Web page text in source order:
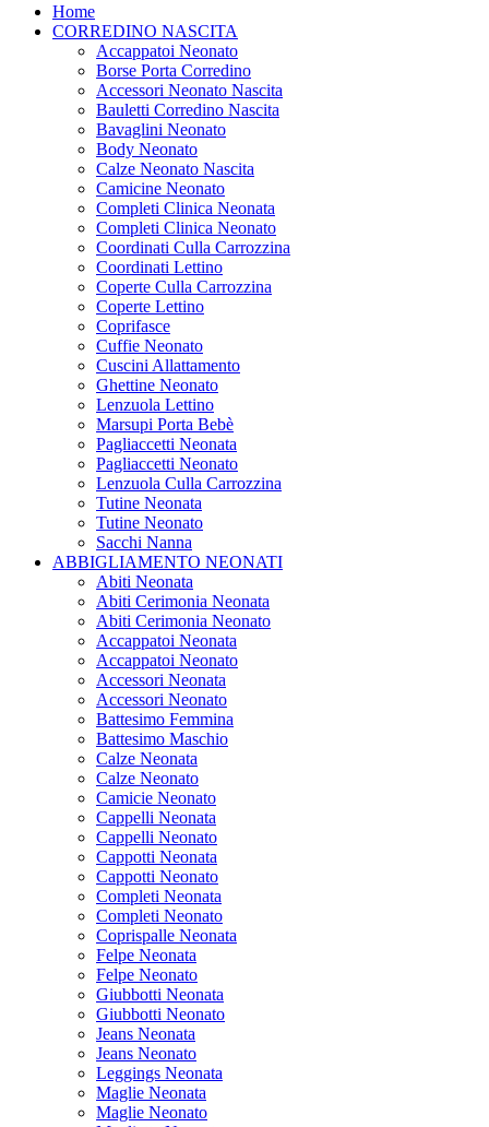
Home
CORREDINO NASCITA
Accappatoi Neonato
Borse Porta Corredino
Accessori Neonato Nascita
Bauletti Corredino Nascita
Bavaglini Neonato
Body Neonato
Calze Neonato Nascita
Camicine Neonato
Completi Clinica Neonata
Completi Clinica Neonato
Coordinati Culla Carrozzina
Coordinati Lettino
Coperte Culla Carrozzina
Coperte Lettino
Coprifasce
Cuffie Neonato
Cuscini Allattamento
Ghettine Neonato
Lenzuola Lettino
Marsupi Porta Bebè
Pagliaccetti Neonata
Pagliaccetti Neonato
Lenzuola Culla Carrozzina
Tutine Neonata
Tutine Neonato
Sacchi Nanna
ABBIGLIAMENTO NEONATI
Abiti Neonata
Abiti Cerimonia Neonata
Abiti Cerimonia Neonato
Accappatoi Neonata
Accappatoi Neonato
Accessori Neonata
Accessori Neonato
Battesimo Femmina
Battesimo Maschio
Calze Neonata
Calze Neonato
Camicie Neonato
Cappelli Neonata
Cappelli Neonato
Cappotti Neonata
Cappotti Neonato
Completi Neonata
Completi Neonato
Coprispalle Neonata
Felpe Neonata
Felpe Neonato
Giubbotti Neonata
Giubbotti Neonato
Jeans Neonata
Jeans Neonato
Leggings Neonata
Maglie Neonata
Maglie Neonato